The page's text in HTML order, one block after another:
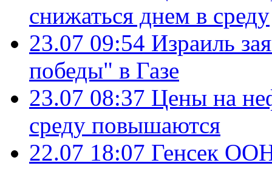
снижаться днем в среду
23.07 09:54 Израиль
победы" в Газе
23.07 08:37 Цены на
среду повышаются
22.07 18:07 Генсек ООН